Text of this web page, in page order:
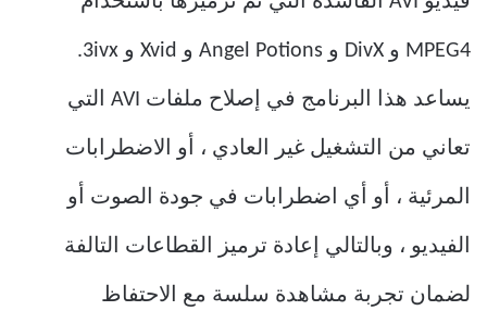
MPEG4 و DivX و Angel Potions و Xvid و 3ivx.
يساعد هذا البرنامج في إصلاح ملفات AVI التي
تعاني من التشغيل غير العادي ، أو الاضطرابات
المرئية ، أو أي اضطرابات في جودة الصوت أو
الفيديو ، وبالتالي إعادة ترميز القطاعات التالفة
لضمان تجربة مشاهدة سلسة مع الاحتفاظ